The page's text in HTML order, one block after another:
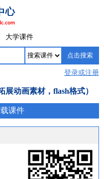
大学课件
登录或注册
展动画素材，flash格式）
课件